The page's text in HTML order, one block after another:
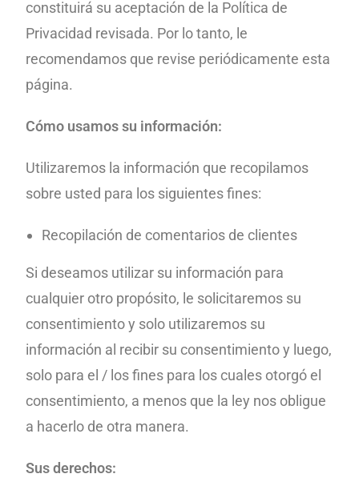
constituirá su aceptación de la Política de
Privacidad revisada. Por lo tanto, le
recomendamos que revise periódicamente esta
página.
Cómo usamos su información:
Utilizaremos la información que recopilamos
sobre usted para los siguientes fines:
Recopilación de comentarios de clientes
Si deseamos utilizar su información para
cualquier otro propósito, le solicitaremos su
consentimiento y solo utilizaremos su
información al recibir su consentimiento y luego,
solo para el / los fines para los cuales otorgó el
consentimiento, a menos que la ley nos obligue
a hacerlo de otra manera.
Sus derechos: